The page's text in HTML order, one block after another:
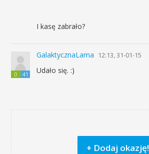
I kasę zabrało?
0 41
GalaktycznaLama 12:13, 31-01-15
Udało się. :)
+ Dodaj okazję!